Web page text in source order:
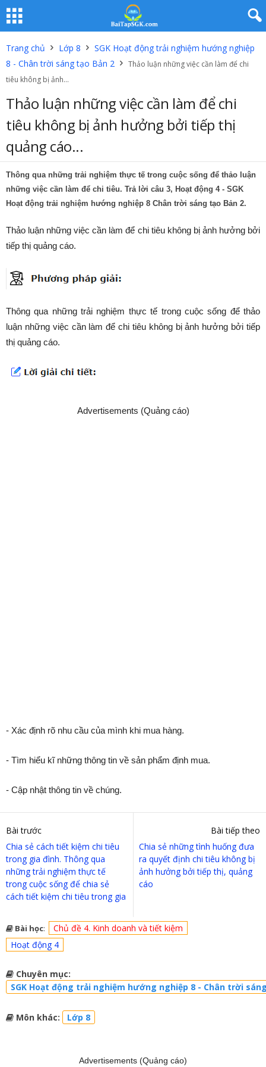
Trang chủ Lớp 8
SGK Hoạt động trải nghiệm hướng nghiệp
8 - Chân trời sáng tạo Bản 2
Thảo luận những việc cần làm để chi
tiêu không bị ảnh...
Thảo luận những việc cần làm để chi
tiêu không bị ảnh hưởng bởi tiếp thị
quảng cáo...
Thông qua những trải nghiệm thực tế trong cuộc sống để thảo luận
những việc cần làm để chi tiêu. Trả lời câu 3, Hoạt động 4 - SGK
Hoạt động trải nghiệm hướng nghiệp 8 Chân trời sáng tạo Bản 2.
Thảo luận những việc cần làm để chi tiêu không bị ảnh hưởng bởi
tiếp thị quảng cáo.
Thông qua những trải nghiệm thực tế trong cuộc sống để thảo
luận những việc cần làm để chi tiêu không bị ảnh hưởng bởi tiếp
thị quảng cáo.
Advertisements (Quảng cáo)
- Xác định rõ nhu cầu của mình khi mua hàng.
- Tìm hiểu kĩ những thông tin về sản phẩm định mua.
- Cập nhật thông tin về chúng.
Bài trước
Chia sẻ cách tiết kiệm chi tiêu
trong gia đình. Thông qua
những trải nghiệm thực tế
trong cuộc sống để chia sẻ
cách tiết kiệm chi tiêu trong gia
Bài tiếp theo
Chia sẻ những tình huống đưa
ra quyết định chi tiêu không bị
ảnh hưởng bởi tiếp thị, quảng
cáo
Bài học:
Chủ đề 4. Kinh doanh và tiết kiệm
Hoạt động 4
Chuyên mục:
SGK Hoạt động trải nghiệm hướng nghiệp 8 - Chân trời
Môn khác: Lớp 8
Advertisements (Quảng cáo)